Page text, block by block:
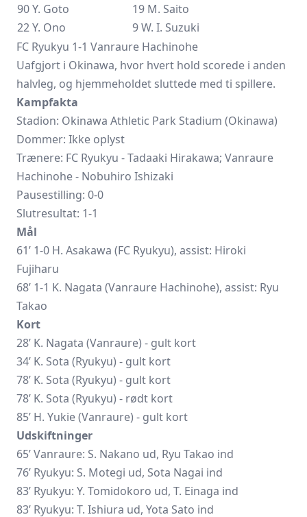
90 Y. Goto
22 Y. Ono
19 M. Saito
9 W. I. Suzuki
FC Ryukyu 1-1 Vanraure Hachinohe
Uafgjort i Okinawa, hvor hvert hold scorede i anden
halvleg, og hjemmeholdet sluttede med ti spillere.
Kampfakta
Stadion: Okinawa Athletic Park Stadium (Okinawa)
Dommer: Ikke oplyst
Trænere: FC Ryukyu - Tadaaki Hirakawa; Vanraure
Hachinohe- Nobuhiro Ishizaki
Pausestilling: 0-0
Slutresultat: 1-1
Mål
61’ 1-0 H. Asakawa (FC Ryukyu), assist: Hiroki
Fujiharu
68’ 1-1 K. Nagata (Vanraure Hachinohe), assist: Ryu
Takao
Kort
28’ K. Nagata (Vanraure) - gult kort
34’ K. Sota (Ryukyu) - gult kort
78’ K. Sota (Ryukyu) - gult kort
78’ K. Sota (Ryukyu) - rødt kort
85’ H. Yukie (Vanraure) - gult kort
Udskiftninger
65’ Vanraure: S. Nakano ud, Ryu Takao ind
76’ Ryukyu: S. Motegi ud, Sota Nagai ind
83’ Ryukyu: Y. Tomidokoro ud, T. Einaga ind
83’ Ryukyu: T. Ishiura ud, Yota Sato ind